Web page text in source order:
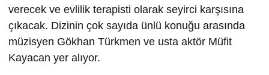
verecek ve evlilik terapisti olarak seyirci karşısına
çıkacak. Dizinin çok sayıda ünlü konuğu arasında
müzisyen Gökhan Türkmen ve usta aktör Müfit
Kayacan yer alıyor.